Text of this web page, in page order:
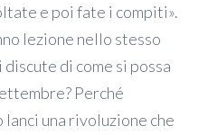
e poi fate i compiti».
lezione nello stesso
di come si possa
Perché
una rivoluzione che